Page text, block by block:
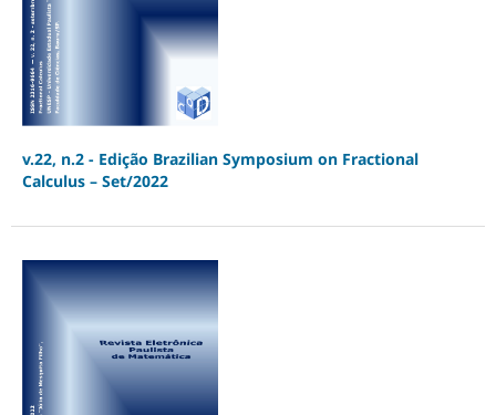
v.22, n.2 - Edição Brazilian Symposium on Fractional
Calculus – Set/2022